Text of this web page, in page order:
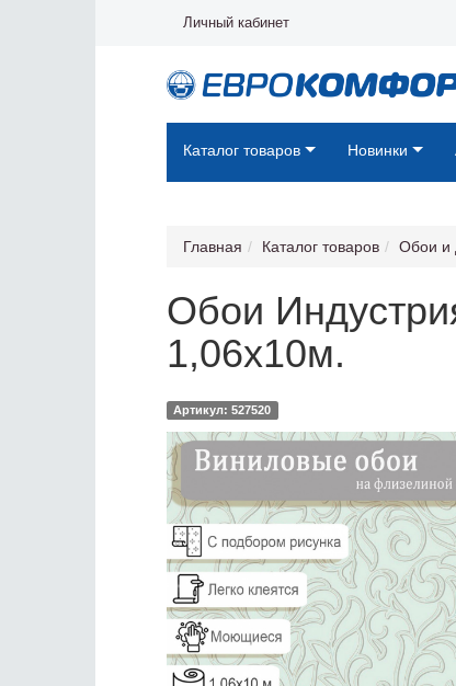
Личный кабинет
Каталог товаров Новинки
Главная Каталог товаров Обои и
Обои
1,06х10м.
Артикул: 527520